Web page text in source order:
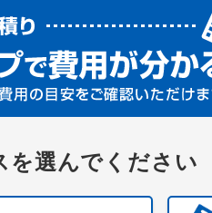
を選んでください